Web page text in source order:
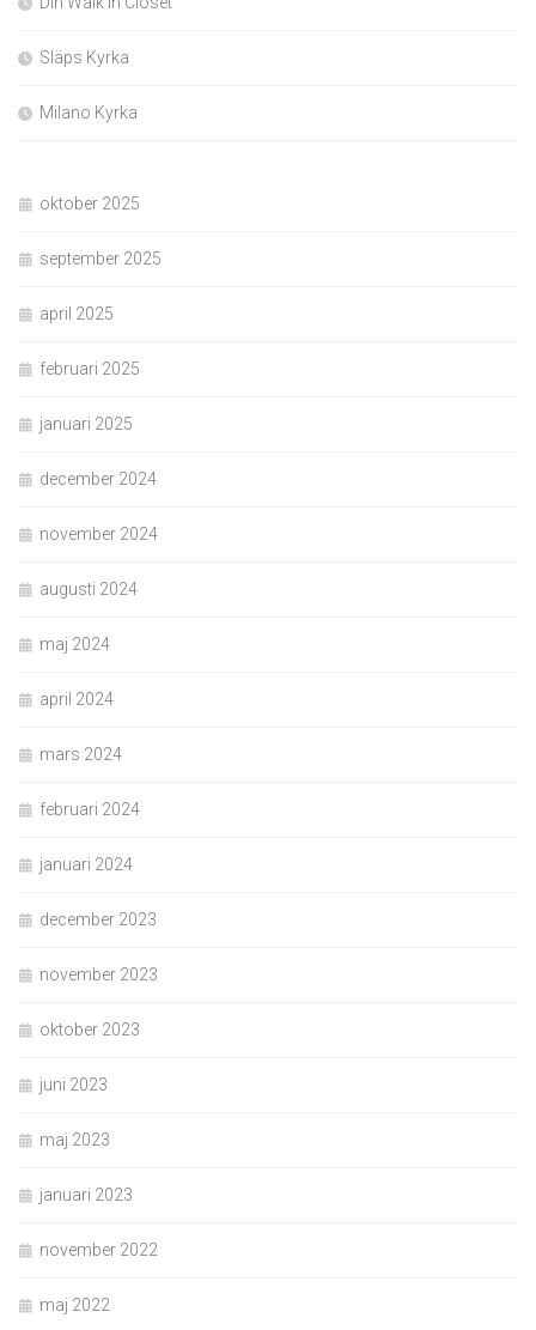
Släps Kyrka
Milano Kyrka
oktober 2025
september 2025
april 2025
februari 2025
januari 2025
december 2024
november 2024
augusti 2024
maj 2024
april 2024
mars 2024
februari 2024
januari 2024
december 2023
november 2023
oktober 2023
juni 2023
maj 2023
januari 2023
november 2022
maj 2022